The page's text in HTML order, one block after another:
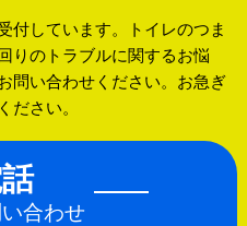
付しています。トイレのつま
りのトラブルに関するお悩
問い合わせください。お急ぎ
さい。
合わせ